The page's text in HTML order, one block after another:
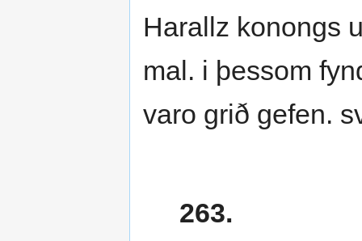
Harallz konongs
mal. i þessom
varo grið gefen.
263.